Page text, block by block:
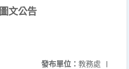
圖文公告
發布單位： 教務處 |